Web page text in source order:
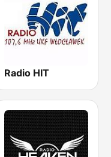
Radio HIT